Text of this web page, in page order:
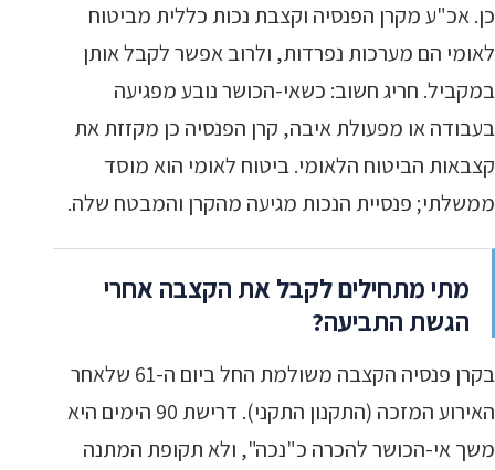
כן. אכ"ע מקרן הפנסיה וקצבת נכות כללית מביטוח
לאומי הם מערכות נפרדות, ולרוב אפשר לקבל אותן
במקביל. חריג חשוב: כשאי-הכושר נובע מפגיעה
בעבודה או מפעולת איבה, קרן הפנסיה כן מקזזת את
קצבאות הביטוח הלאומי. ביטוח לאומי הוא מוסד
ממשלתי; פנסיית הנכות מגיעה מהקרן והמבטח שלה.
מתי מתחילים לקבל את הקצבה אחרי
הגשת התביעה?
בקרן פנסיה הקצבה משולמת החל ביום ה-61 שלאחר
האירוע המזכה (התקנון התקני). דרישת 90 הימים היא
משך אי-הכושר להכרה כ"נכה", ולא תקופת המתנה